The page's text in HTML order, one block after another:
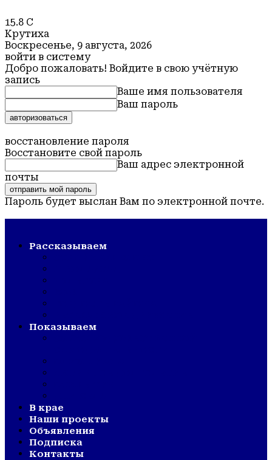
15.8 C
Крутиха
Воскресенье, 9 августа, 2026
войти в систему
Добро пожаловать! Войдите в свою учётную
запись
Ваше имя пользователя
Ваш пароль
восстановление пароля
Восстановите свой пароль
Ваш адрес электронной
почты
Пароль будет выслан Вам по электронной почте.
Рассказываем
Показываем
В крае
Наши проекты
Объявления
Подписка
Контакты